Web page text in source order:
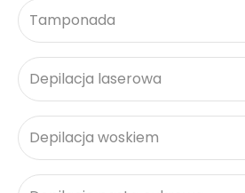
Tamponada
Depilacja laserowa
Depilacja woskiem